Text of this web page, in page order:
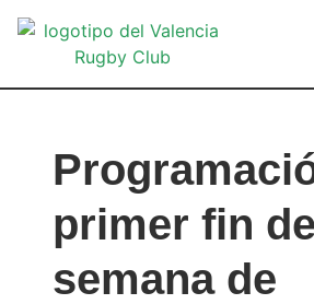
primer fin de
semana de